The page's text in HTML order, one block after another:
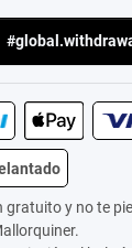
gratuito y no te